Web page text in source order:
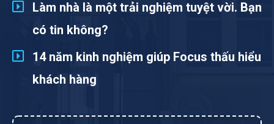
Làm nhà là một trải nghiệm tuyệt vời. Bạn
có tin không?
14 năm kinh nghiệm giúp Focus thấu hiểu
khách hàng